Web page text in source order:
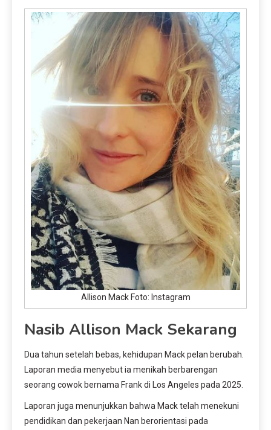
Allison Mack Foto: Instagram
Nasib Allison Mack Sekarang
Dua tahun setelah bebas, kehidupan Mack pelan berubah.
Laporan media menyebut ia menikah berbarengan
seorang cowok bernama Frank di Los Angeles pada 2025.
Laporan juga menunjukkan bahwa Mack telah menekuni
pendidikan dan pekerjaan Nan berorientasi pada